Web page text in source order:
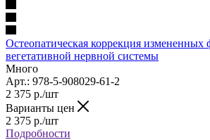
Остеопатическая коррекция измененных
вегетативной нервной системы
Много
Арт.: 978-5-908029-61-2
2 375 р./шт
Варианты цен
2 375 р./шт
Подробности